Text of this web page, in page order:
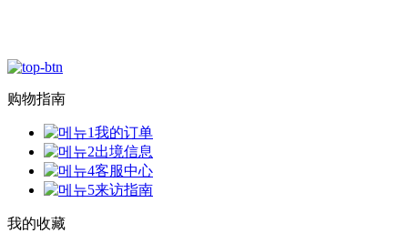
购物指南
我的订单
出境信息
客服中心
来访指南
我的收藏